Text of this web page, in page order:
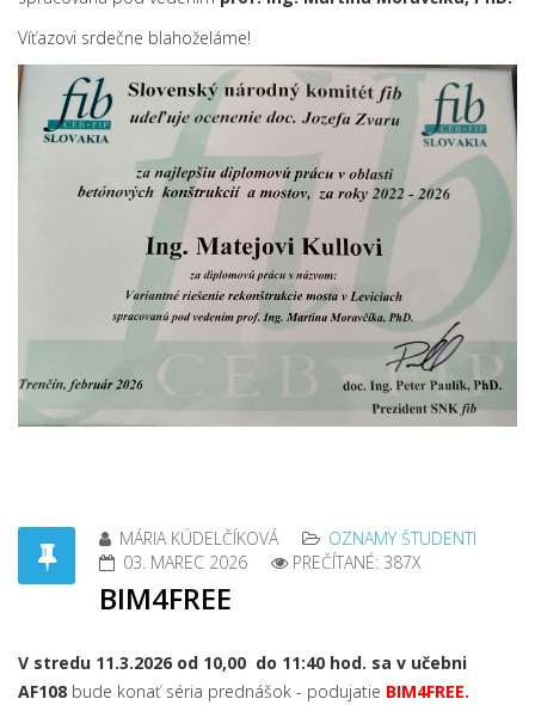
Víťazovi srdečne blahoželáme!
MÁRIA KÚDELČÍKOVÁ
OZNAMY ŠTUDENTI
03. MAREC 2026
PREČÍTANÉ: 387X
BIM4FREE
V stredu 11.3.2026 od 10,00 do 11:40 hod. sa v učebni
AF108 bude konať séria prednášok - podujatie BIM4FREE.